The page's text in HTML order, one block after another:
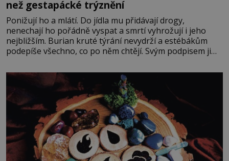
než gestapácké trýznění
Ponižují ho a mlátí. Do jídla mu přidávají drogy,
nenechají ho pořádně vyspat a smrtí vyhrožují i jeho
nejbližším. Burian kruté týrání nevydrží a estébákům
podepíše všechno, co po něm chtějí. Svým podpisem jim
fyzický ani psychický nátlak. Syn brněnského řezníka
chce být knězem a